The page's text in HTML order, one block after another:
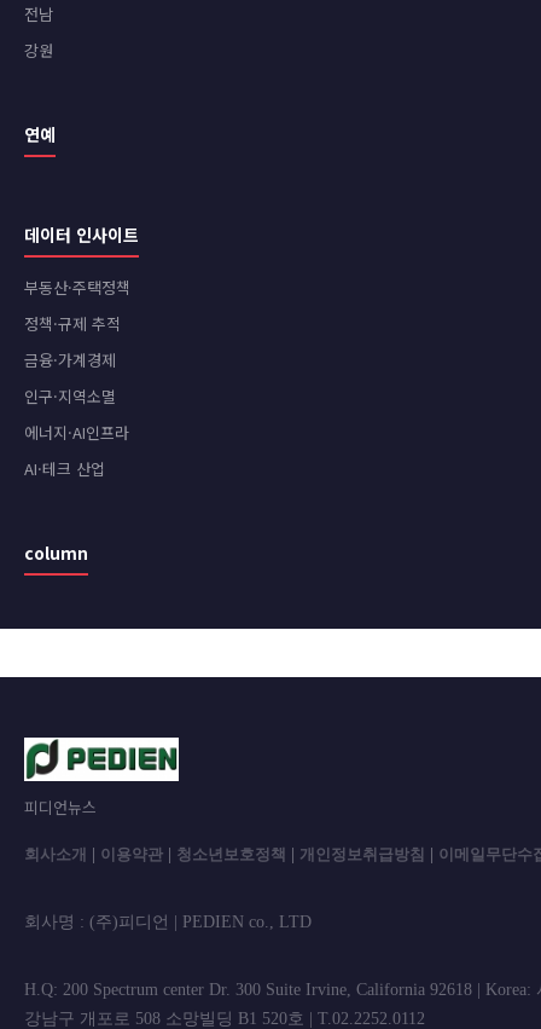
전남
강원
연예
데이터 인사이트
부동산·주택정책
정책·규제 추적
금융·가계경제
인구·지역소멸
에너지·AI인프라
AI·테크 산업
column
피디언뉴스
회사소개 | 이용약관 | 청소년보호정책 | 개인정보취급방침 | 이메일무단수
회사명 : (주)피디언 | PEDIEN co.,
H.Q: 200 Spectrum center Dr. 300 Suite Irvine, California 92618 | Korea:
강남구 개포로 508 소망빌딩 B1 520호 | T.02.2252.0112